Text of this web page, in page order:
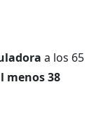
a los 65
menos 38